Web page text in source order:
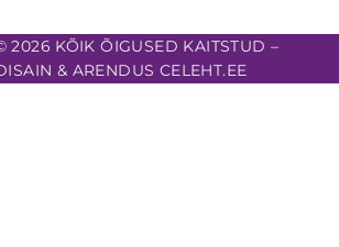
2026 KÕIK ÕIGUSED KAITSTUD –
& ARENDUS CELEHT.EE